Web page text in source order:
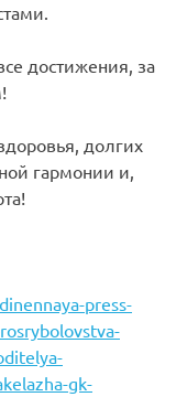
достижения, за
долгих
гармонии и,
press-
gk-